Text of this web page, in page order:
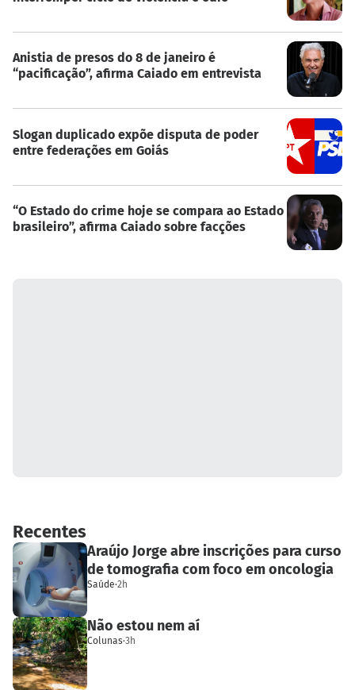
Anistia de presos do 8 de janeiro é
“pacificação”, afirma Caiado em entrevista
Slogan duplicado expõe disputa de poder
entre federações em Goiás
“O Estado do crime hoje se compara ao Estado
brasileiro”, afirma Caiado sobre facções
Recentes
Araújo Jorge abre inscrições para curso
de tomografia com foco em oncologia
Saúde·2h
Não estou nem aí
Colunas·3h